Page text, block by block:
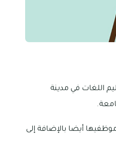
اللغات في مدينة
أيضا بالإضافة إلى